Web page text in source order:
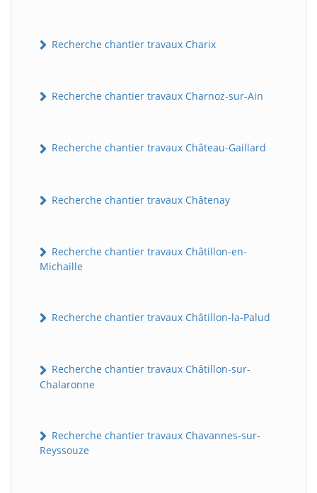
Recherche chantier travaux Charix
Recherche chantier travaux Charnoz-sur-Ain
Recherche chantier travaux Château-Gaillard
Recherche chantier travaux Châtenay
Recherche chantier travaux Châtillon-en-
Michaille
Recherche chantier travaux Châtillon-la-Palud
Recherche chantier travaux Châtillon-sur-
Chalaronne
Recherche chantier travaux Chavannes-sur-
Reyssouze